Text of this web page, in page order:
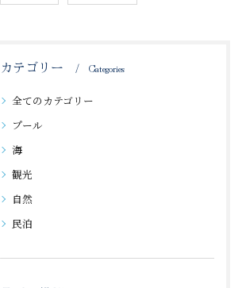
カテゴリー Categories
全てのカテゴリー
プール
海
観光
自然
民泊